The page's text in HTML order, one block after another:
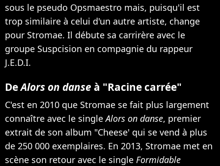
sous le pseudo Opsmaestro mais, puisqu'il est
trop similaire à celui d'un autre artiste, change
pour Stromae. Il débute sa carrirère avec le
groupe Suspcision en compagnie du rappeur
J.E.D.I.
DeAlors on danse à "Racine carrée"
C'est en 2010 que Stromae se fait plus largement
connaître avec le singleAlors on danse, premier
extrait de son album "Cheese' qui se vend à plus
de 250 000 exemplaires. En 2013, Stromae met en
scène son retour avec le single Formidable